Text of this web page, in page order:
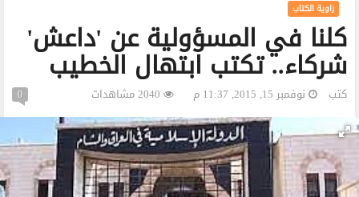
كلنا في المسؤولية عن 'داعش'
شركاء.. تكتب ابتهال الخطيب
زاوية الكتاب
كتب نوفمبر 15, 2015, 11:37 م 0